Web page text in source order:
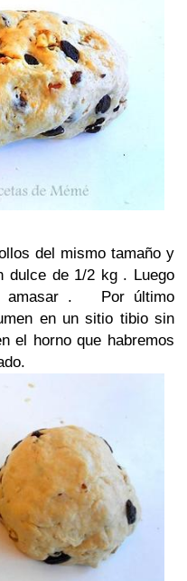
del mismo tamaño y
dulce de 1/2 kg . Luego
amasar . Por último
en un sitio tibio sin
el horno que habremos